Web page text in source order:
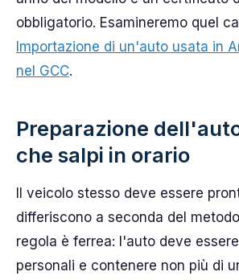
obbligatorio. Esamineremo quel
Importazione di un'auto usata in
nel GCC.
Preparazione
che salpi in orario
Il veicolo stesso deve essere
differiscono a seconda del
regola è ferrea: l'auto deve
personali e contenere non più di